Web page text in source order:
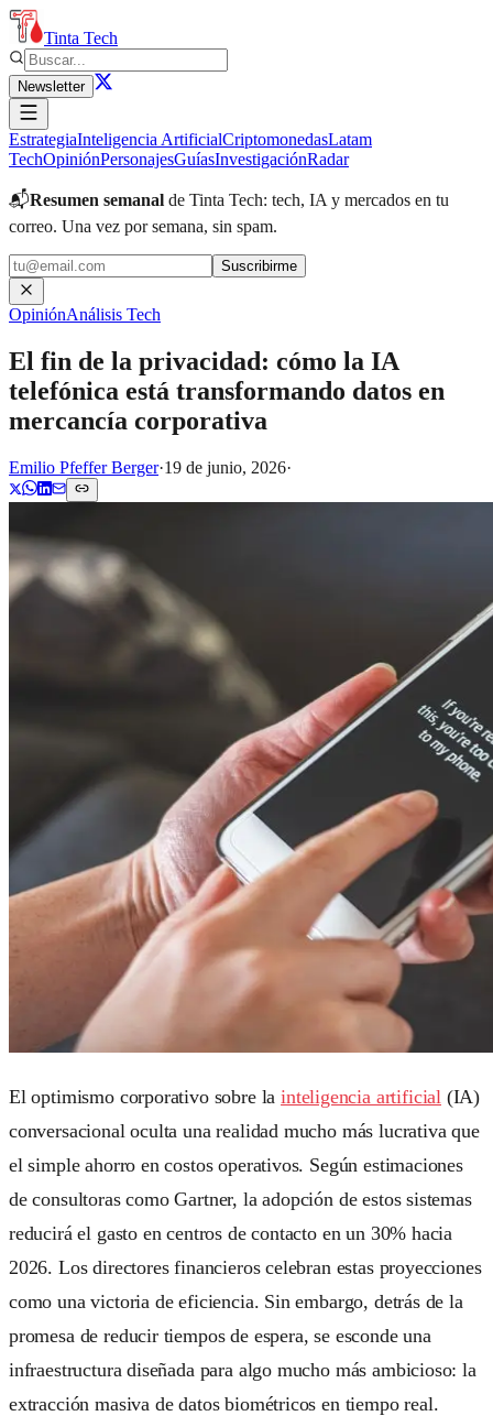
Tinta Tech
Newsletter
EstrategiaInteligencia ArtificialCriptomonedasLatam
TechOpiniónPersonajesGuíasInvestigaciónRadar
📬Resumen semanal de Tinta Tech: tech, IA y mercados en tu
correo. Una vez por semana, sin spam.
Suscribirme
OpiniónAnálisis Tech
El fin de la privacidad: cómo la IA
telefónica está transformando datos en
mercancía corporativa
Emilio Pfeffer Berger·19 de junio, 2026·
El optimismo corporativo sobre lainteligencia artificial (IA)
conversacional oculta una realidad mucho más lucrativa que
el simple ahorro en costos operativos. Según estimaciones
de consultoras como Gartner, la adopción de estos sistemas
reducirá el gasto en centros de contacto en un 30% hacia
2026. Los directores financieros celebran estas proyecciones
como una victoria de eficiencia. Sin embargo, detrás de la
promesa de reducir tiempos de espera, se esconde una
infraestructura diseñada para algo mucho más ambicioso: la
extracción masiva de datos biométricos en tiempo real.